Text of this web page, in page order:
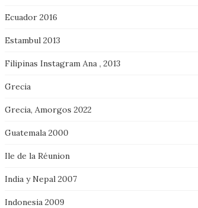
Ecuador 2016
Estambul 2013
Filipinas Instagram Ana , 2013
Grecia
Grecia, Amorgos 2022
Guatemala 2000
Ile de la Réunion
India y Nepal 2007
Indonesia 2009